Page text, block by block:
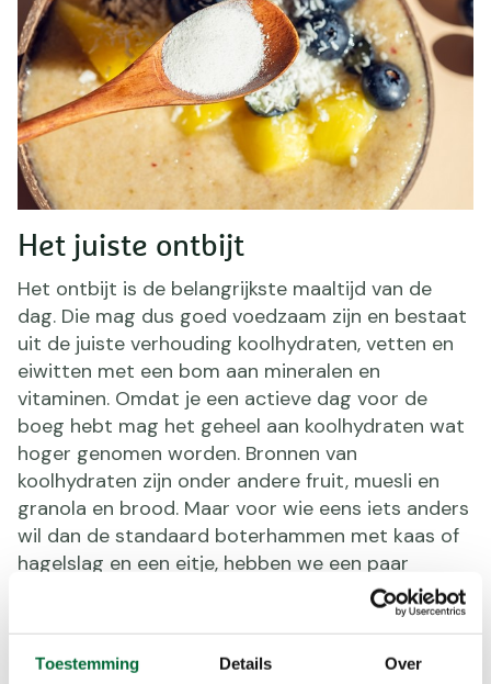
Toestemming Details Over
Het juiste ontbijt
Het ontbijt is de belangrijkste maaltijd van de
dag. Die mag dus goed voedzaam zijn en bestaat
uit de juiste verhouding koolhydraten, vetten en
eiwitten met een bom aan mineralen en
vitaminen. Omdat je een actieve dag voor de
boeg hebt mag het geheel aan koolhydraten wat
hoger genomen worden. Bronnen van
koolhydraten zijn onder andere fruit, muesli en
granola en brood. Maar voor wie eens iets anders
wil dan de standaard boterhammen met kaas of
hagelslag en een eitje, hebben we een paar
Smoothiebowl